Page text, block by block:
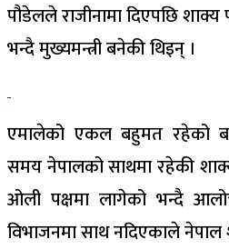
पौडेलले राजीनामा दिएपछि शाक्य
भन्दै मुख्यमन्त्री बनेकी थिइन् ।
एमालेको एकल बहुमत रहेको
समय नेपालको साथमा रहेकी
ओली पक्षमा लागेको भन्दै
विभाजनमा साथ नदिएकाले